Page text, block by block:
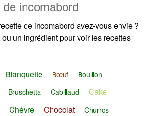
incomabord
de incomabord avez-vous envie ?
un ingrédient pour voir les recettes
Blanquette Bœuf Bouillon
Bruschetta Cabillaud Cake
Chèvre Chocolat Churros